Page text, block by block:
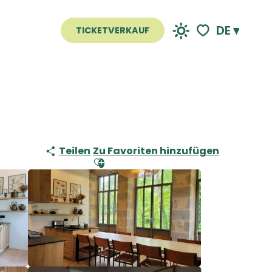
TICKETVERKAUF DE
Teilen Ajouter aux favoris
Zu Favoriten hinzufügen